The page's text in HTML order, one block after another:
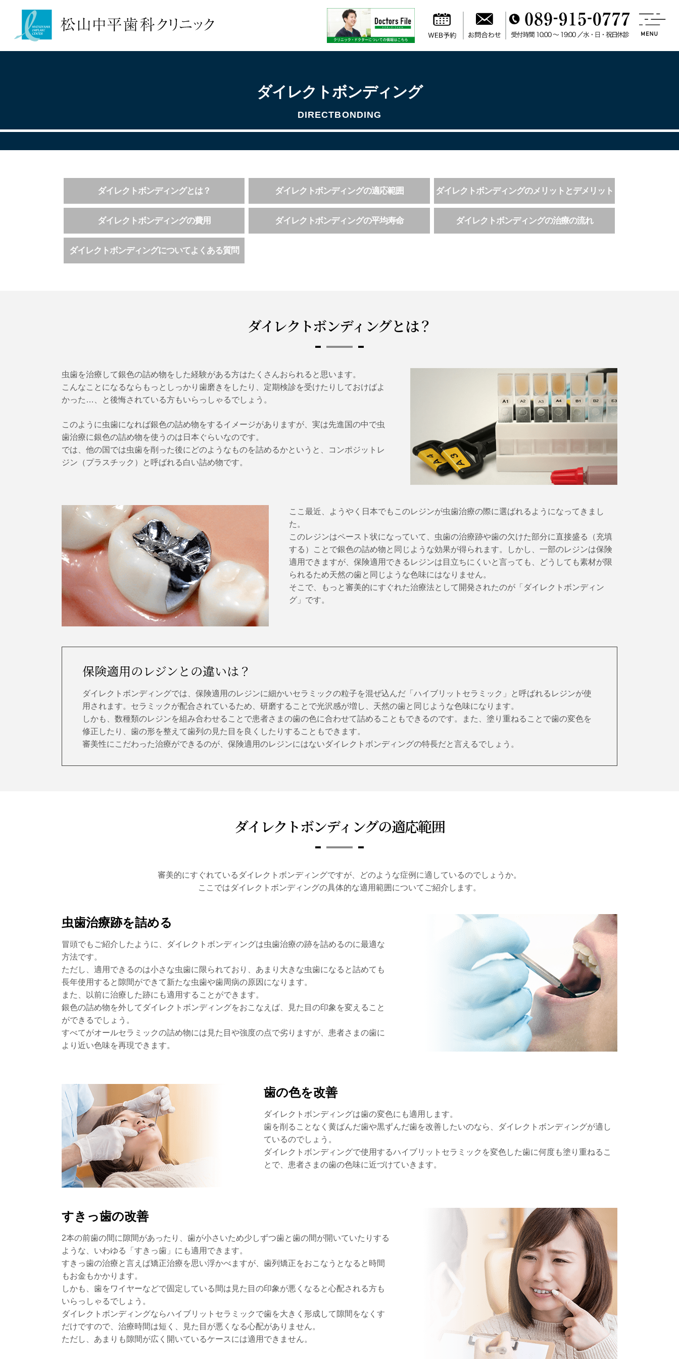
ダイレクトボンディング
DIRECTBONDING
ダイレクトボンディングとは？ ダイレクトボンディングの適応範囲 ダイレクトボンディングのメリットとデメリット
ダイレクトボンディングの費用 ダイレクトボンディングの平均寿命 ダイレクトボンディングの治療の流れ
ダイレクトボンディングについてよくある質問
ダイレクトボンディングとは？
虫歯を治療して銀色の詰め物をした経験がある方はたくさんおられると思います。
こんなことになるならもっとしっかり歯磨きをしたり、定期検診を受けたりしておけばよ
かった…、と後悔されている方もいらっしゃるでしょう。
このように虫歯になれば銀色の詰め物をするイメージがありますが、実は先進国の中で虫
歯治療に銀色の詰め物を使うのは日本ぐらいなのです。
では、他の国では虫歯を削った後にどのようなものを詰めるかというと、コンポジットレ
ジン（プラスチック）と呼ばれる白い詰め物です。
ここ最近、ようやく日本でもこのレジンが虫歯治療の際に選ばれるようになってきまし
た。
このレジンはペースト状になっていて、虫歯の治療跡や歯の欠けた部分に直接盛る（充填
する）ことで銀色の詰め物と同じような効果が得られます。しかし、一部のレジンは保険
適用できますが、保険適用できるレジンは目立ちにくいと言っても、どうしても素材が限
られるため天然の歯と同じような色味にはなりません。
そこで、もっと審美的にすぐれた治療法として開発されたのが「ダイレクトボンディン
グ」です。
保険適用のレジンとの違いは？
ダイレクトボンディングでは、保険適用のレジンに細かいセラミックの粒子を混ぜ込んだ「ハイブリットセラミック」と呼ばれるレジンが使
用されます。セラミックが配合されているため、研磨することで光沢感が増し、天然の歯と同じような色味になります。
しかも、数種類のレジンを組み合わせることで患者さまの歯の色に合わせて詰めることもできるのです。また、塗り重ねることで歯の変色を
修正したり、歯の形を整えて歯列の見た目を良くしたりすることもできます。
審美性にこだわった治療ができるのが、保険適用のレジンにはないダイレクトボンディングの特長だと言えるでしょう。
ダイレクトボンディングの適応範囲
審美的にすぐれているダイレクトボンディングですが、どのような症例に適しているのでしょうか。
ここではダイレクトボンディングの具体的な適用範囲についてご紹介します。
虫歯治療跡を詰める
冒頭でもご紹介したように、ダイレクトボンディングは虫歯治療の跡を詰めるのに最適な
方法です。
ただし、適用できるのは小さな虫歯に限られており、あまり大きな虫歯になると詰めても
長年使用すると隙間ができて新たな虫歯や歯周病の原因になります。
また、以前に治療した跡にも適用することができます。
銀色の詰め物を外してダイレクトボンディングをおこなえば、見た目の印象を変えること
ができるでしょう。
すべてがオールセラミックの詰め物には見た目や強度の点で劣りますが、患者さまの歯に
より近い色味を再現できます。
歯の色を改善
ダイレクトボンディングは歯の変色にも適用します。
歯を削ることなく黄ばんだ歯や黒ずんだ歯を改善したいのなら、ダイレクトボンディングが適し
ているのでしょう。
ダイレクトボンディングで使用するハイブリットセラミックを変色した歯に何度も塗り重ねるこ
とで、患者さまの歯の色味に近づけていきます。
すきっ歯の改善
2本の前歯の間に隙間があったり、歯が小さいため少しずつ歯と歯の間が開いていたりする
ような、いわゆる「すきっ歯」にも適用できます。
すきっ歯の治療と言えば矯正治療を思い浮かべますが、歯列矯正をおこなうとなると時間
もお金もかかります。
しかも、歯をワイヤーなどで固定している間は見た目の印象が悪くなると心配される方も
いらっしゃるでしょう。
ダイレクトボンディングならハイブリットセラミックで歯を大きく形成して隙間をなくす
だけですので、治療時間は短く、見た目が悪くなる心配がありません。
ただし、あまりも隙間が広く開いているケースには適用できません。